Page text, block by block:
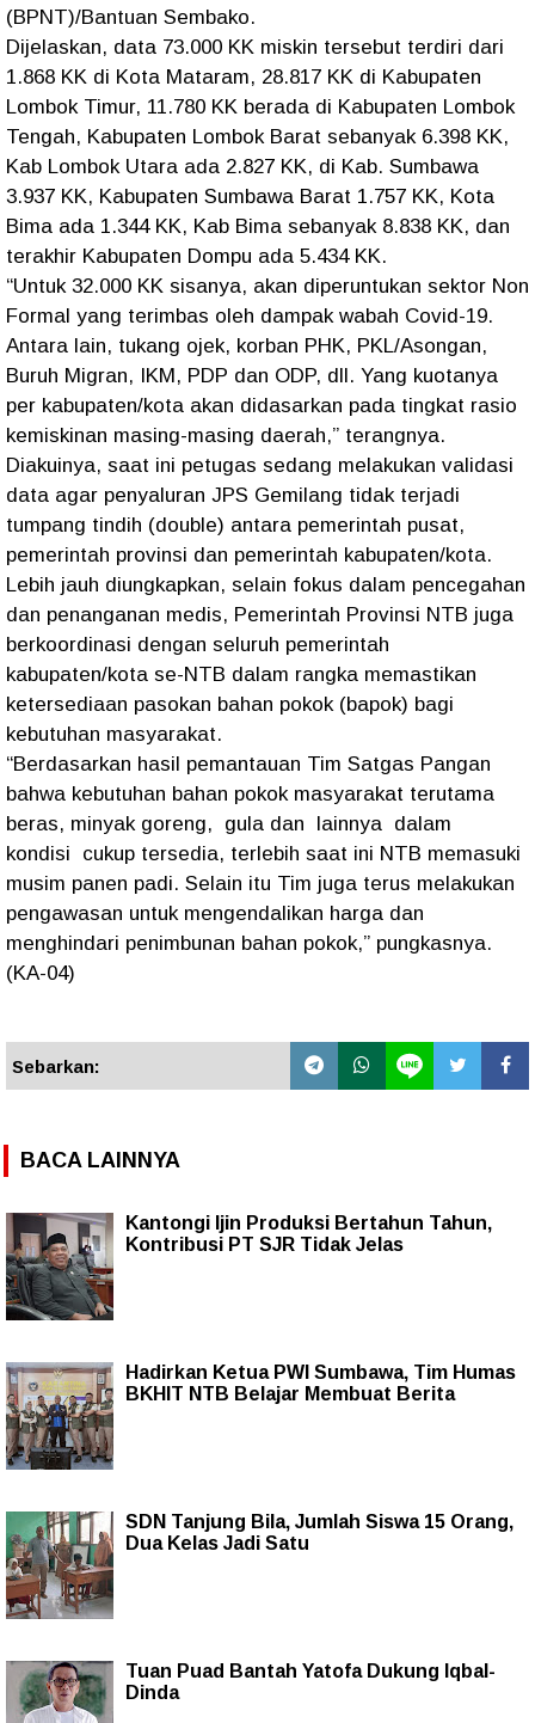
(BPNT)/Bantuan Sembako.
Dijelaskan, data 73.000 KK miskin tersebut terdiri dari
1.868 KK di Kota Mataram, 28.817 KK di Kabupaten
Lombok Timur, 11.780 KK berada di Kabupaten Lombok
Tengah, Kabupaten Lombok Barat sebanyak 6.398 KK,
Kab Lombok Utara ada 2.827 KK, di Kab. Sumbawa
3.937 KK, Kabupaten Sumbawa Barat 1.757 KK, Kota
Bima ada 1.344 KK, Kab Bima sebanyak 8.838 KK, dan
terakhir Kabupaten Dompu ada 5.434 KK.
“Untuk 32.000 KK sisanya, akan diperuntukan sektor Non
Formal yang terimbas oleh dampak wabah Covid-19.
Antara lain, tukang ojek, korban PHK, PKL/Asongan,
Buruh Migran, IKM, PDP dan ODP, dll. Yang kuotanya
per kabupaten/kota akan didasarkan pada tingkat rasio
kemiskinan masing-masing daerah,” terangnya.
Diakuinya, saat ini petugas sedang melakukan validasi
data agar penyaluran JPS Gemilang tidak terjadi
tumpang tindih (double) antara pemerintah pusat,
pemerintah provinsi dan pemerintah kabupaten/kota.
Lebih jauh diungkapkan, selain fokus dalam pencegahan
dan penanganan medis, Pemerintah Provinsi NTB juga
berkoordinasi dengan seluruh pemerintah
kabupaten/kota se-NTB dalam rangka memastikan
ketersediaan pasokan bahan pokok (bapok) bagi
kebutuhan masyarakat.
“Berdasarkan hasil pemantauan Tim Satgas Pangan
bahwa kebutuhan bahan pokok masyarakat terutama
beras, minyak goreng, gula dan lainnya dalam
kondisi cukup tersedia, terlebih saat ini NTB memasuki
musim panen padi. Selain itu Tim juga terus melakukan
pengawasan untuk mengendalikan harga dan
menghindari penimbunan bahan pokok,” pungkasnya.
(KA-04)
Sebarkan:
BACA LAINNYA
Kantongi Ijin Produksi Bertahun Tahun,
Kontribusi PT SJR Tidak Jelas
Hadirkan Ketua PWI Sumbawa, Tim Humas
BKHIT NTB Belajar Membuat Berita
SDN Tanjung Bila, Jumlah Siswa 15 Orang,
Dua Kelas Jadi Satu
Tuan Puad Bantah Yatofa Dukung Iqbal-
Dinda